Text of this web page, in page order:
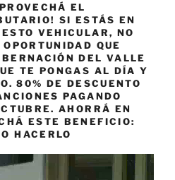
EL
SI ESTÁS EN
VEHICULAR, NO
QUE
DEL VALLE
TE PONGAS AL DÍA Y
80% DE DESCUENTO
PAGANDO
AHORRÁ EN
ESTE BENEFICIO:
HACERLO